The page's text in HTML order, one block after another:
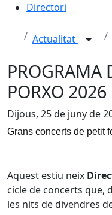
Directori
Actualitat
PROGRAMA
PORXO 2026
Dijous, 25 de juny de
Grans concerts de petit
Aquest estiu neix
cicle de concerts que,
les nits de divendres